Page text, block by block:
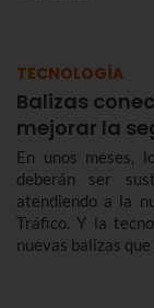
TECNOLOGÍA
Balizas
mejorar la
En unos meses,
deberán ser
atendiendo a la
Tráfico. Y la
nuevas balizas